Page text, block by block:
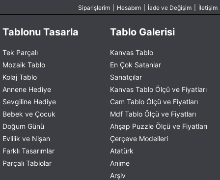
Siparişlerim Hesabım İade ve Değişim İletişim
Tablonu Tasarla
Tek Parçalı
Mozaik Tablo
Kolaj Tablo
Annene Hediye
Sevgiline Hediye
Bebek ve Çocuk
Doğum Günü
Evlilik ve Nişan
Farklı Tasarımlar
Parçalı Tablolar
Tablo Galerisi
Kanvas Tablo
En Çok Satanlar
Sanatçılar
Kanvas Tablo Ölçü ve Fiyatları
Cam Tablo Ölçü ve Fiyatları
Mdf Tablo Ölçü ve Fiyatları
Ahşap Puzzle Ölçü ve Fiyatları
Çerçeve Modelleri
Atatürk
Anime
Arşiv